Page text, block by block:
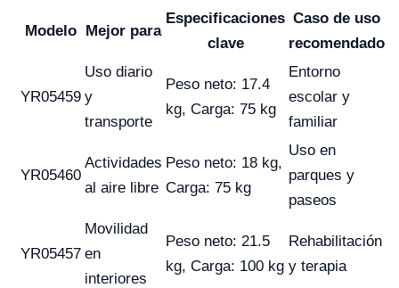
Modelo Mejor para
Especificaciones
clave
Caso de uso
recomendado
YR05459
Uso diario
y
transporte
Peso neto: 17.4
kg, Carga: 75 kg
Entorno
escolar y
familiar
YR05460
Actividades
al aire libre
Peso neto: 18 kg,
Carga: 75 kg
Uso en
parques y
paseos
YR05457
Movilidad
en
interiores
Peso neto: 21.5
kg, Carga: 100 kg
Rehabilitación
y terapia